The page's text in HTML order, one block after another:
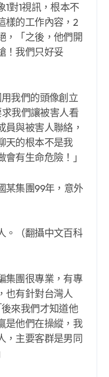
對1視訊，根本不
樣的工作內容，2
，「之後，他們開
！我們只好妥
我們的頭像創立
我們讓被害人看
員與被害人聯絡，
天的根本不是我
有生命危險！」
某集團99年，意外
。（翻攝中文百科
集團很專業，有專
也有針對台灣人
來我們才知道他
是他們在操縱，我
，主要客群是男同